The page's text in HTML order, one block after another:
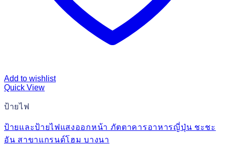
Add to wishlist
Quick View
ป้ายไฟ
ป้ายและป้ายไฟแสงออกหน้า ภัตตาคารอาหารญี่ปุ่น ชะชะ
อัน สาขาแกรนด์โฮม บางนา